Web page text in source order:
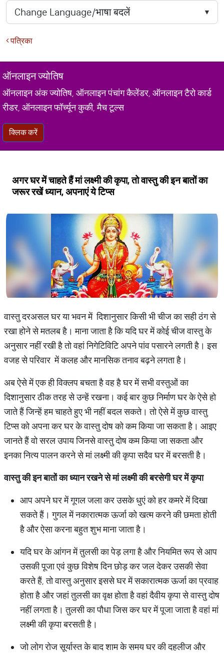
पत्रिका
ऑनलाइन ज्योतिष
ऑनलाइन अंक ज्योतिष, ऑनलाइन पंचांग कैलेंडर, ऑनलाइन टैरो कार्ड
रीडर, ऑनलाइन फॉर्च्यून कुकी, मैच टूल्स
क्लिक करें
अगर घर में चाहते हैं मां लक्ष्मी की कृपा, तो वास्तु की इन बातों का
जरूर रखें ध्यान, अपनाएं ये टिप्स
वास्तु दरअसल घर या भवन में दिशानुसार किसी भी चीज का सही ठंग से
रखा होने से मतलब है। माना जाता है कि यदि घर में कोई चीज वास्तु के
अनुसार नहीं रखी है तो वहां निगेटिविटि अपने पांव पसारने लगती है। इस
वजह से परिवार में कलह और मानसिक तनाव बढ़ने लगता है।
अब ऐसे में एक ही विक्लप बचता है वह है घर में सभी वस्तुओं का
दिशानुसार ठीक तरह से उन्हें रखना। कई बार कुछ निर्माण घर के ऐसे हो
जाते हैं जिन्हें हम चाहते हुए भी नहीं बदल सकते। तो ऐसे में कुछ वास्तु
टिप्स को अपना कर घर के वास्तु दोष को कम किया जा सकता है। आइए
जानते हैं वो सरल उपाय जिनसे वास्तु दोष कम किया जा सकता और
इनका नित्य पालन करने से मां लक्ष्मी की कृपा सदैव घर में बरसती है।
वास्तुकीइनबातोंकाध्यानरखनेसेमांलक्ष्मीकीबरसेगीघरमेंकृपा
आप अपने घर में गूगल जला कर उसके धुएं को हर कमरे में दिखा
सकते हैं। गुगल में नकारात्मक ऊर्जा को खत्म करने की छमता होती
है और ऐसा करना बहुत शुभ माना जाता है।
यदि घर के आंगन में तुलसी का पेड़ लगा है और नियमित रूप से आप
उसकी पूजा एवं कुछ विशेष दिन छोड़ कर जल देकर उसकी सेवा
करते हैं, तो वास्तु अनुसार इससे घर में सकारात्मक ऊर्जा का प्रवाह
होता है और जहां तुलसी का वृक्ष होता है वहां दैवीय कृपा से वास्तु दोष
नहीं लगता है। तुलसी का पौधा जिस कर घर में पूजा जाता है वहां मां
लक्ष्मी की कृपा बरसती है।
जो लोग रोज सूर्यास्त के बाद शाम के समय घर की दहलीज और